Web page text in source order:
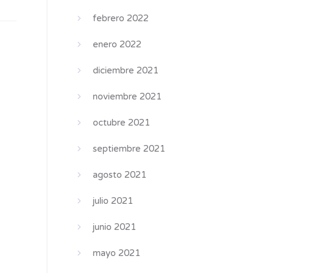
febrero 2022
enero 2022
diciembre 2021
noviembre 2021
octubre 2021
septiembre 2021
agosto 2021
julio 2021
junio 2021
mayo 2021